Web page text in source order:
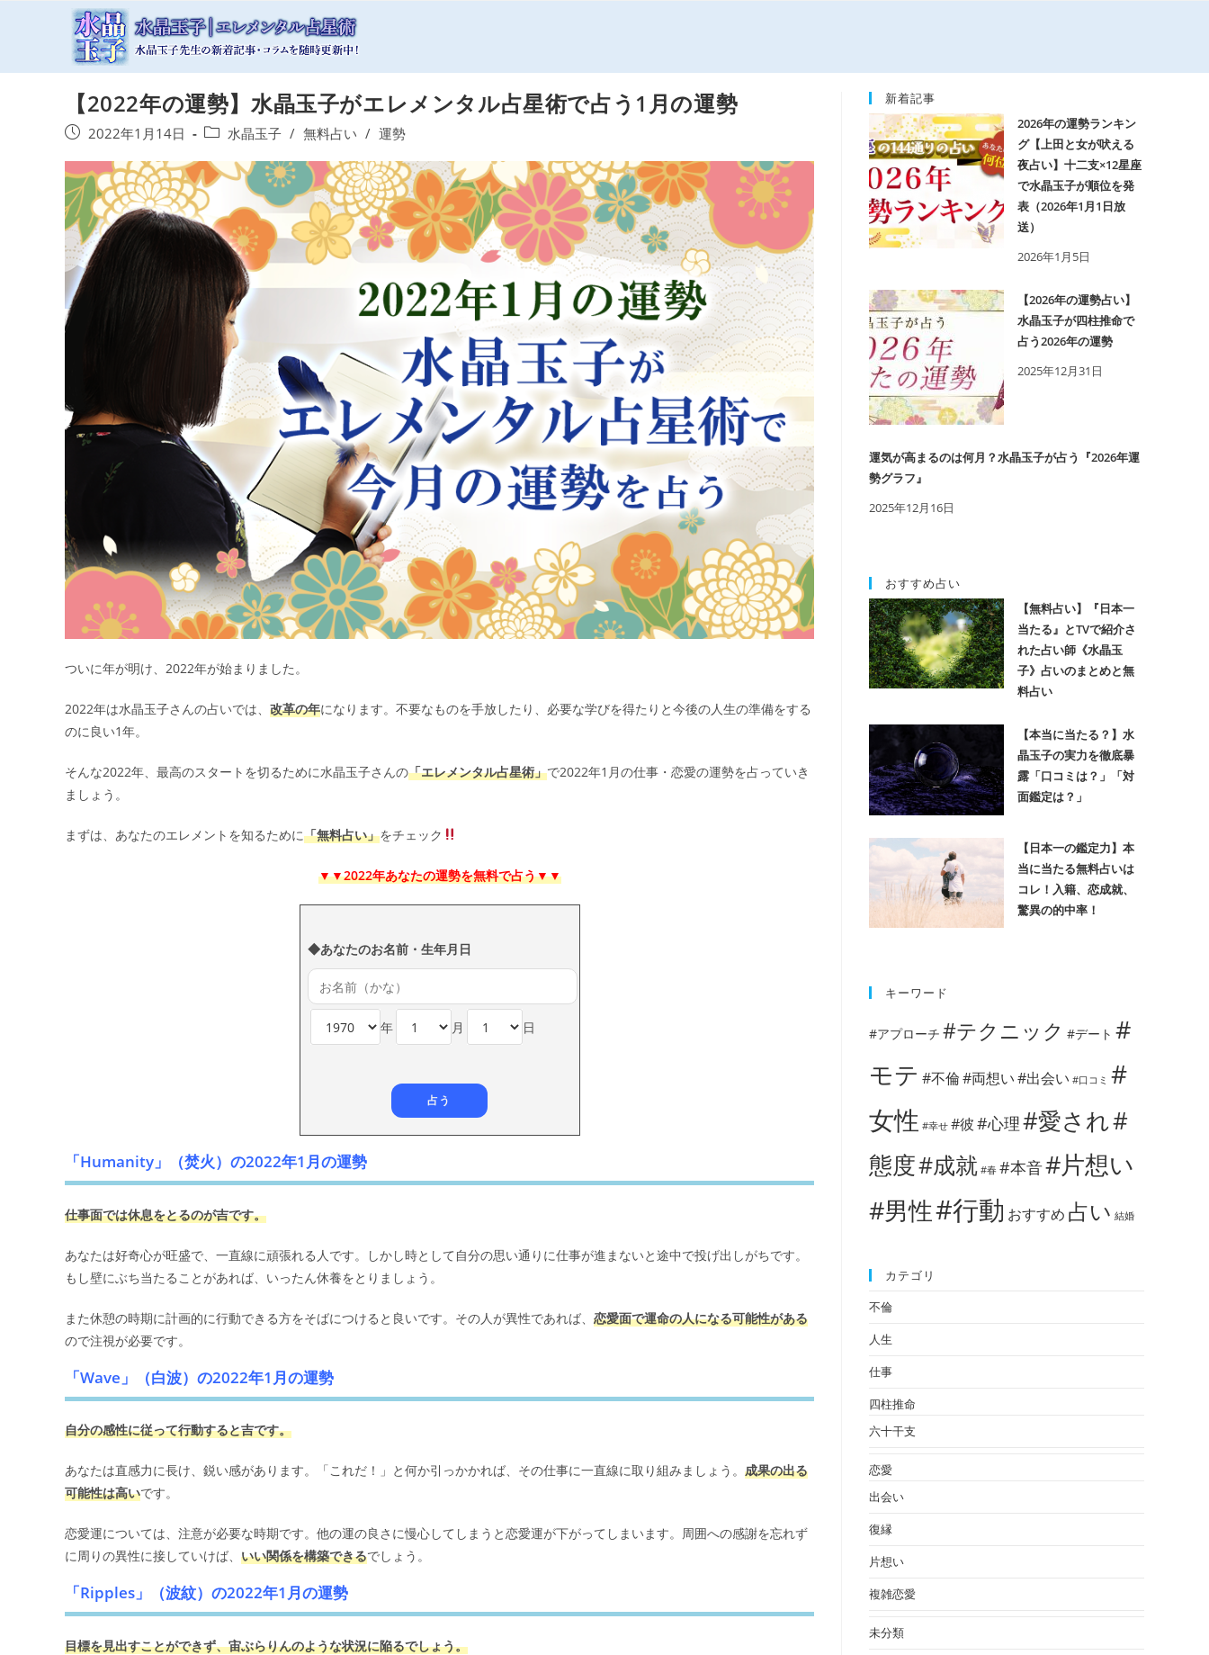
ン
【2022年の運勢】水晶玉子がエレメンタル占星術で占う1月の運勢
投
公
開
日:
2022年1月14日
投
カ
テ
ゴ
リ
ー:
水晶玉子 / 無料占い / 運勢
ついに年が明け、2022年が始まりました。
2022年は水晶玉子さんの占いでは、 改革の年になります。不要なものを手放したり、必要な学びを得たりと今後の人生の準備をする
のに良い1年。
そんな2022年、最高のスタートを切るために水晶玉子さんの「エレメンタル占星術」で2022年1月の仕事・恋愛の運勢を占っていき
ましょう。
まずは、あなたのエレメントを知るために「無料占い」をチェック
▼▼2022年あなたの運勢を無料で占う▼▼
◆あなたのお名前・生年月日
年 月 日
「Humanity」（焚火）の2022年1月の運勢
仕事面では休息をとるのが吉です。
あなたは好奇心が旺盛で、一直線に頑張れる人です。しかし時として自分の思い通りに仕事が進まないと途中で投げ出しがちです。
もし壁にぶち当たることがあれば、いったん休養をとりましょう。
また休憩の時期に計画的に行動できる方をそばにつけると良いです。その人が異性であれば、 恋愛面で運命の人になる可能性がある
ので注視が必要です。
「Wave」（白波）の2022年1月の運勢
自分の感性に従って行動すると吉です。
あなたは直感力に長け、鋭い感があります。「これだ！」と何か引っかかれば、その仕事に一直線に取り組みましょう。 成果の出る
可能性は高いです。
恋愛運については、注意が必要な時期です。他の運の良さに慢心してしまうと恋愛運が下がってしまいます。周囲への感謝を忘れず
に周りの異性に接していけば、 いい関係を構築できるでしょう。
「Ripples」（波紋）の2022年1月の運勢
目標を見出すことができず、宙ぶらりんのような状況に陥るでしょう。
新着記事
2026年の運勢ランキン
グ【上田と女が吠える
夜占い】十二支×12星座
で水晶玉子が順位を発
表（2026年1月1日放
送）
2026年1月5日
【2026年の運勢占い】
水晶玉子が四柱推命で
占う2026年の運勢
2025年12月31日
運気が高まるのは何月？水晶玉子が占う『2026年運
勢グラフ』
2025年12月16日
おすすめ占い
【無料占い】『日本一
当たる』とTVで紹介さ
れた占い師《水晶玉
子》占いのまとめと無
料占い
【本当に当たる？】水
晶玉子の実力を徹底暴
露「口コミは？」「対
面鑑定は？」
【日本一の鑑定力】本
当に当たる無料占いは
コレ！入籍、恋成就、
驚異の的中率！
キーワード
#アプローチ #テクニック #デート #
モテ #不倫#両想い#出会い #口コミ #
女性 #幸せ #彼#心理#愛され#
態度#成就 #春 #本音#片想い
#男性#行動 おすすめ 占い 結婚
カテゴリ
不倫
人生
仕事
四柱推命
六十干支
恋愛
出会い
復縁
片想い
複雑恋愛
未分類